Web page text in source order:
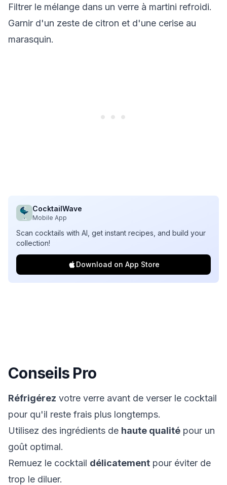
Filtrer le mélange dans un verre à martini refroidi.
Garnir d'un zeste de citron et d'une cerise au
marasquin.
CocktailWave
Mobile App
Scan cocktails with AI, get instant recipes, and build your
collection!
Download on App Store
Conseils Pro
Réfrigérez votre verre avant de verser le cocktail
pour qu'il reste frais plus longtemps.
Utilisez des ingrédients de haute qualité pour un
goût optimal.
Remuez le cocktail délicatement pour éviter de
trop le diluer.